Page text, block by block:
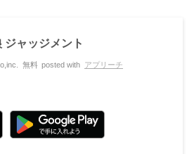
ジャッジメント
無料 posted with アプリーチ